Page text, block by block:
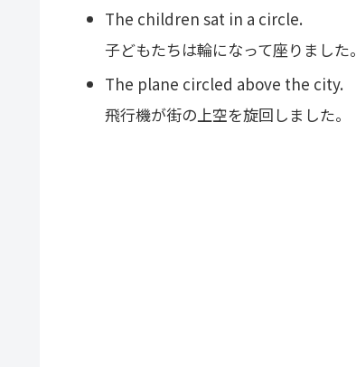
The children sat in a circle.
子どもたちは輪になって座りました。
The plane circled above the city.
飛行機が街の上空を旋回しました。